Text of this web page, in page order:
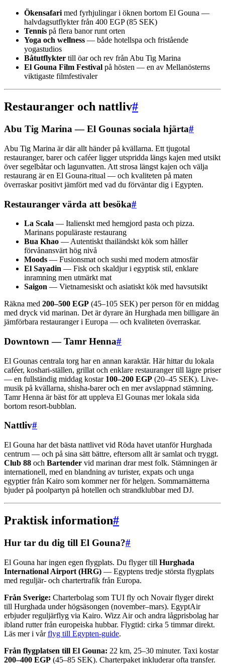
Ökensafari med fyrhjulingar i öknen bortom El Gouna —
halvdagsutflykter från 400 EGP (85 SEK)
Tennis på flera banor runt orten
Yoga och wellness — både hotellspa och fristående
yogastudios
Båtutflykter till öar och rev från Abu Tig Marina
El Gouna Film Festival på hösten — en av Mellanösterns
viktigaste filmfestivaler
Restauranger och nattliv#
Abu Tig Marina — El Gounas sociala hjärta#
Abu Tig Marina är där allt händer på kvällarna. Ett tjugotal
restauranger, barer och caféer ligger utspridda längs kajen med utsikt
över segelbåtar och lagunvatten. Att strosa längst kajen och välja
restaurang är en El Gouna-ritual — och kvaliteten på maten
överraskar positivt jämfört med vad du förväntar dig i Egypten.
Restauranger värda att besöka#
La Scala — Italienskt med hemgjord pasta och pizza.
Marinans populäraste restaurang
Bua Khao — Autentiskt thailändskt kök som håller
förvånansvärt hög nivå
Moods — Fusionsmat och sushi med modern atmosfär
El Sayadin — Fisk och skaldjur i egyptisk stil, enklare
inramning men utmärkt mat
Saigon — Vietnamesiskt och asiatiskt kök med havsutsikt
Räkna med 200–500 EGP (45–105 SEK) per person för en middag
med dryck vid marinan. Det är dyrare än Hurghada men billigare än
jämförbara restauranger i Europa — och kvaliteten överraskar.
Downtown — Tamr Henna#
El Gounas centrala torg har en annan karaktär. Här hittar du lokala
caféer, koshari-ställen, grillat och enklare restauranger till lägre priser
— en fullständig middag kostar 100–200 EGP (20–45 SEK). Live-
musik på kvällarna, shisha-barer och en mer avslappnad stämning.
Tamr Henna är bäst för att uppleva El Gounas mer lokala sida
bortom resort-bubblan.
Nattliv#
El Gouna har det bästa nattlivet vid Röda havet utanför Hurghada
centrum — och på sina sätt bättre, eftersom allt är samlat och tryggt.
Club 88 och Bartender vid marinan drar mest folk. Stämningen är
internationell, med en blandning av turister, expats och unga
egyptier från Kairo som kommer ner för helgen. Sommarnätterna
bjuder på poolpartyn på hotellen och strandklubbar med DJ.
Praktisk information#
Hur tar du dig till El Gouna?#
El Gouna har ingen egen flygplats. Du flyger till Hurghada
International Airport (HRG) — Egyptens tredje största flygplats
med reguljär- och chartertrafik från Europa.
Från Sverige: Charterbolag som TUI fly och Novair flyger direkt
till Hurghada under högsäsongen (november–mars). EgyptAir
erbjuder reguljärflyg via Kairo. Wizz Air och andra lågprisbolag har
ibland rutter från europeiska hubbar. Flygtid: cirka 5 timmar direkt.
Läs mer i vårflyg till Egypten-guide.
Från flygplatsen till El Gouna: 22 km, 25–30 minuter. Taxi kostar
200–400 EGP (45–85 SEK). Charterpaket inkluderar ofta transfer.